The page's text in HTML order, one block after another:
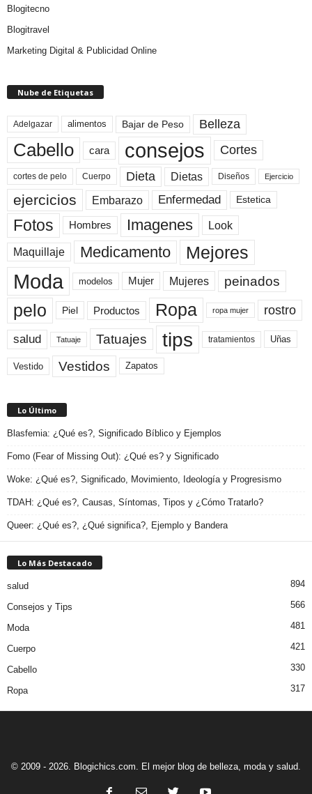
Blogitecno
Blogitravel
Marketing Digital & Publicidad Online
Nube de Etiquetas
Adelgazar alimentos Bajar de Peso Belleza
Cabello cara consejos Cortes
cortes de pelo Cuerpo Dieta Dietas Diseños Ejercicio
ejercicios Embarazo Enfermedad Estetica
Fotos Hombres Imagenes Look
Maquillaje Medicamento Mejores
Moda modelos Mujer Mujeres peinados
pelo Piel Productos Ropa ropa mujer rostro
salud Tatuaje Tatuajes tips tratamientos Uñas
Vestido Vestidos Zapatos
Lo Último
Blasfemia: ¿Qué es?, Significado Bíblico y Ejemplos
Fomo (Fear of Missing Out): ¿Qué es? y Significado
Woke: ¿Qué es?, Significado, Movimiento, Ideología y Progresismo
TDAH: ¿Qué es?, Causas, Síntomas, Tipos y ¿Cómo Tratarlo?
Queer: ¿Qué es?, ¿Qué significa?, Ejemplo y Bandera
Lo Más Destacado
salud 894
Consejos y Tips 566
Moda 481
Cuerpo 421
Cabello 330
Ropa 317
© 2009 - 2026. Blogichics.com. El mejor blog de belleza, moda y salud.